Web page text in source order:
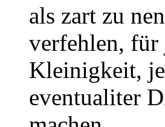
als zart zu
verfehlen, für
Kleinigkeit,
eventualiter